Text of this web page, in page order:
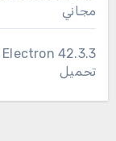
مجاني
تحميل